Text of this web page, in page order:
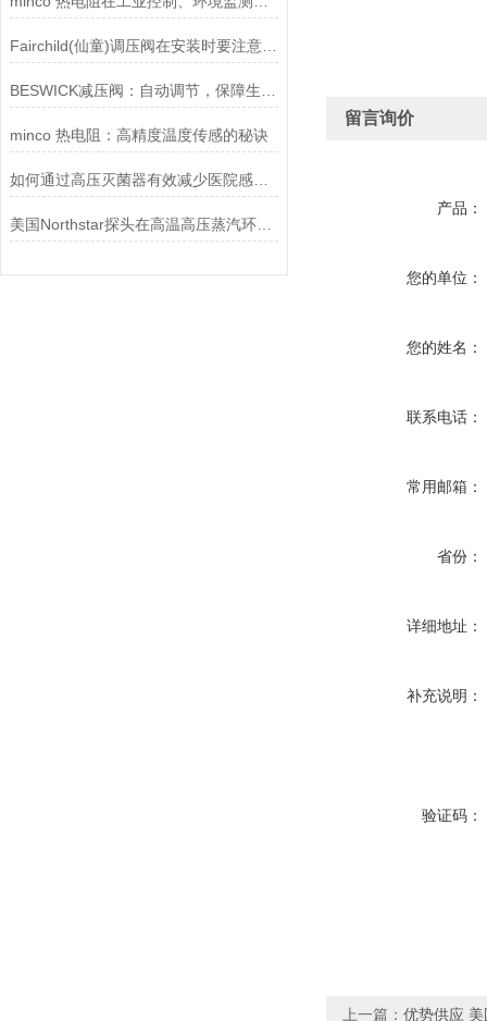
Fairchild(仙童)调压阀在安装时要注意有哪些需要注意的地方？
minco 热电阻：高精度温度传感的秘诀
如何通过高压灭菌器有效减少医院感染风险？
美国Northstar探头在高温高压蒸汽环境下的液位测量可靠性
留言询价
产品：
您的单位：
您的姓名：
联系电话：
常用邮箱：
省份：
详细地址：
补充说明：
验证码：
上一篇： 优势供应